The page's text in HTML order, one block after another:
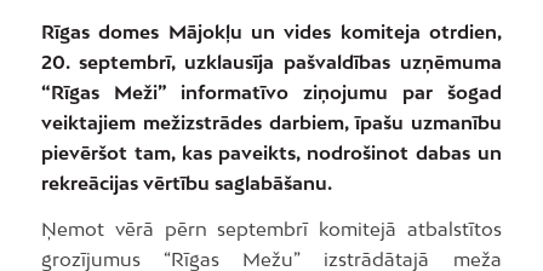
Rīgas domes Mājokļu un vides komiteja otrdien,
20. septembrī, uzklausīja pašvaldības uzņēmuma
“Rīgas Meži” informatīvo ziņojumu par šogad
veiktajiem mežizstrādes darbiem, īpašu uzmanību
pievēršot tam, kas paveikts, nodrošinot dabas un
rekreācijas vērtību saglabāšanu.
Ņemot vērā pērn septembrī komitejā atbalstītos
grozījumus “Rīgas Mežu” izstrādātajā meža